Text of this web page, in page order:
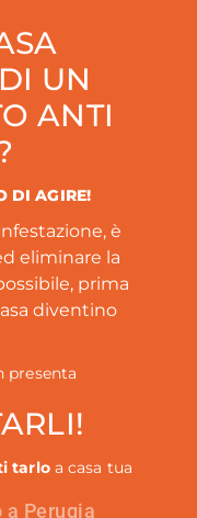
UN
ANTI
DI AGIRE!
è
eliminare la
prima
diventino
presenta
tarloa casa tua
Perugia